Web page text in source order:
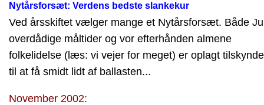
Nytårsforsæt: Verdens bedste slankekur
Ved årsskiftet vælger mange et Nytårsforsæt. Både
overdådige måltider og vor efterhånden almene
folkelidelse (læs: vi vejer for meget) er oplagt
til at få smidt lidt af ballasten...
November 2002: